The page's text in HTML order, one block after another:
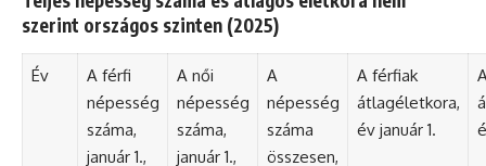
szerint országos szinten (2025)
Év
A férfi
népesség
száma,
január 1.,
A női
népesség
száma,
január 1.,
A
népesség
száma
összesen,
A férfiak
átlagéletkora,
év január 1.